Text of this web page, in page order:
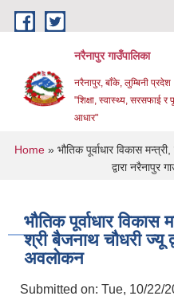
Skip to main content
नरैनापुर गाउँपालिका
नरैनापुर, बाँके, लुम्बिनी प्रदेश
"शिक्षा, स्वास्थ्य, सरसफाई र
आधार"
You are here
Home» भौतिक पूर्वाधार विकास
द्वारा नरैनापुर
भौतिक पूर्वाधार
श्री बैजनाथ चौधरी ज्यू
अवलोकन
Submitted on: Tue, 10/22/